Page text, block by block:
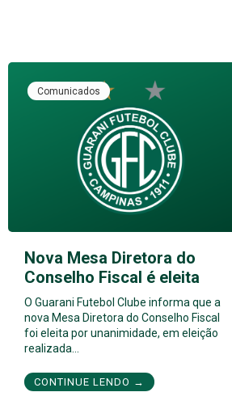
Comunicados
Nova Mesa Diretora do
Conselho Fiscal é eleita
O Guarani Futebol Clube informa que a
nova Mesa Diretora do Conselho Fiscal
foi eleita por unanimidade, em eleição
realizada…
CONTINUE LENDO →